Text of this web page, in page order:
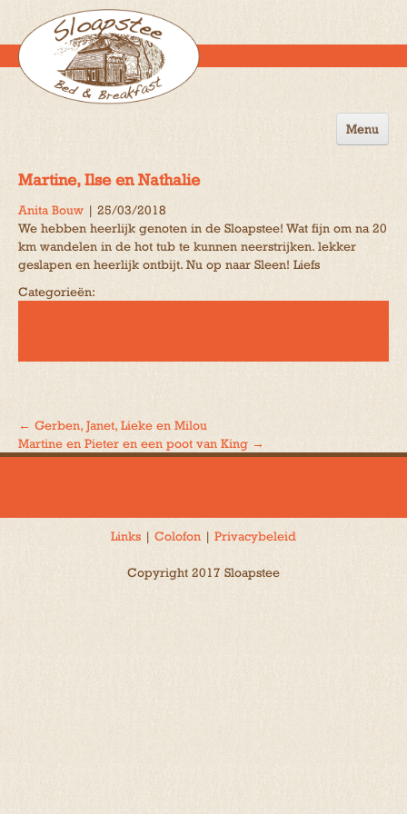
Menu
Omgeving
Activiteiten
Martine, Ilse en Nathalie
Anita Bouw | 25/03/2018
We hebben heerlijk genoten in de Sloapstee! Wat fijn om na 20
km wandelen in de hot tub te kunnen neerstrijken. lekker
geslapen en heerlijk ontbijt. Nu op naar Sleen! Liefs
Categorieën:
Bericht
← Gerben, Janet, Lieke en Milou
Martine en Pieter en een poot van King →
Links | Colofon | Privacybeleid
Copyright 2017 Sloapstee